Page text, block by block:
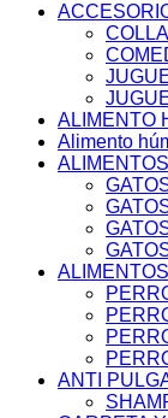
ALIMENTO
Alimento
ANTI